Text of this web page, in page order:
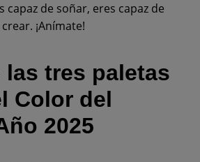
capaz de soñar, eres capaz de
crear. ¡Anímate!
las tres paletas
Color del
2025